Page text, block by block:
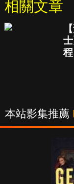
相關文章
程
本站影集推薦